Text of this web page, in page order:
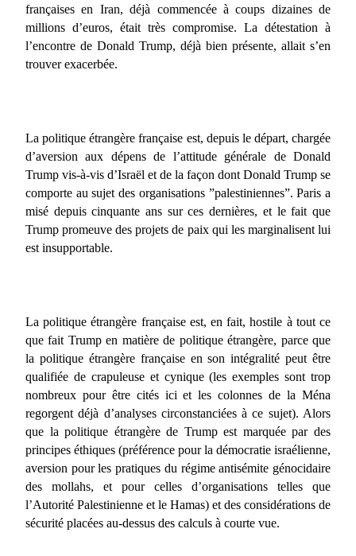
françaises en Iran, déjà commencée à coups dizaines de
millions d’euros, était très compromise. La détestation à
l’encontre de Donald Trump, déjà bien présente, allait s’en
trouver exacerbée.
La politique étrangère française est, depuis le départ, chargée
d’aversion aux dépens de l’attitude générale de Donald
Trump vis-à-vis d’Israël et de la façon dont Donald Trump se
comporte au sujet des organisations ”palestiniennes”. Paris a
misé depuis cinquante ans sur ces dernières, et le fait que
Trump promeuve des projets de paix qui les marginalisent lui
est insupportable.
La politique étrangère française est, en fait, hostile à tout ce
que fait Trump en matière de politique étrangère, parce que
la politique étrangère française en son intégralité peut être
qualifiée de crapuleuse et cynique (les exemples sont trop
nombreux pour être cités ici et les colonnes de la Ména
regorgent déjà d’analyses circonstanciées à ce sujet). Alors
que la politique étrangère de Trump est marquée par des
principes éthiques (préférence pour la démocratie israélienne,
aversion pour les pratiques du régime antisémite génocidaire
des mollahs, et pour celles d’organisations telles que
l’Autorité Palestinienne et le Hamas) et des considérations de
sécurité placées au-dessus des calculs à courte vue.